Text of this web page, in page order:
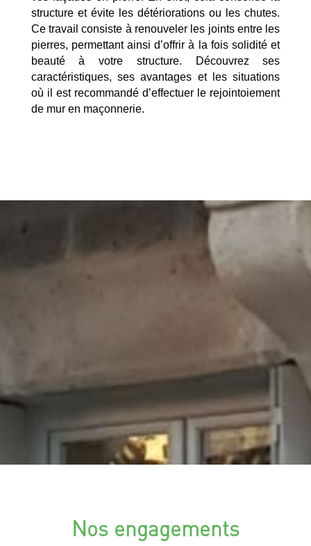
structure et évite les détériorations ou les chutes.
Ce travail consiste à renouveler les joints entre les
pierres, permettant ainsi d’offrir à la fois solidité et
beauté à votre structure. Découvrez ses
caractéristiques, ses avantages et les situations
où il est recommandé d’effectuer le rejointoiement
de mur en maçonnerie.
Nos engagements